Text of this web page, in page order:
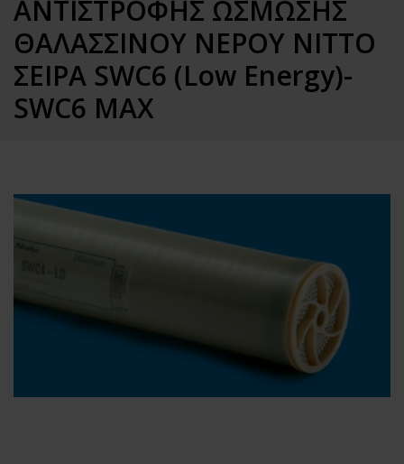
ΑΝΤΙΣΤΡΟΦΗΣ ΩΣΜΩΣΗΣ
ΘΑΛΑΣΣΙΝΟΥ ΝΕΡΟΥ NITTO
ΣΕΙΡΑ SWC6 (Low Energy)-
SWC6 MAX